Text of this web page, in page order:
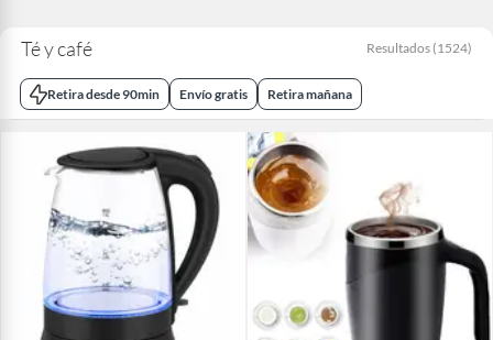
Té y café Resultados (1524)
Retira desde 90min Envío gratis Retira mañana